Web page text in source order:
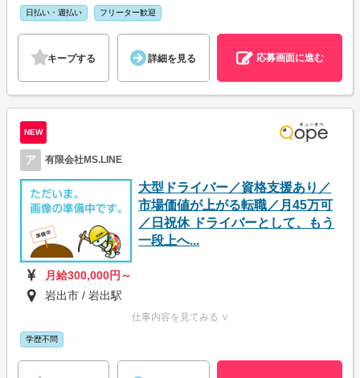
日払い・週払い フリーター歓迎
キープする 詳細を見る 応募画面に進む
NEW
ア 有限会社MS.LINE
大型ドライバー／資格支援あり／
市場価値が上がる転職／月45万可
／日祝休 ドライバーとして、もう
一段上へ...
月給300,000円～
岩出市 / 岩出駅
仕事内容を見てみる ∨
学歴不問